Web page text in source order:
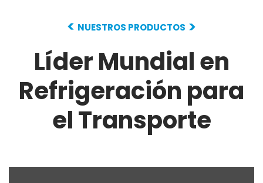
NUESTROS PRODUCTOS
Líder Mundial en
Refrigeración para
el Transporte